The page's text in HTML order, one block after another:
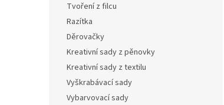
Tvoření z filcu
Razítka
Děrovačky
Kreativní sady z pěnovky
Kreativní sady z textilu
Vyškrabávací sady
Vybarvovací sady